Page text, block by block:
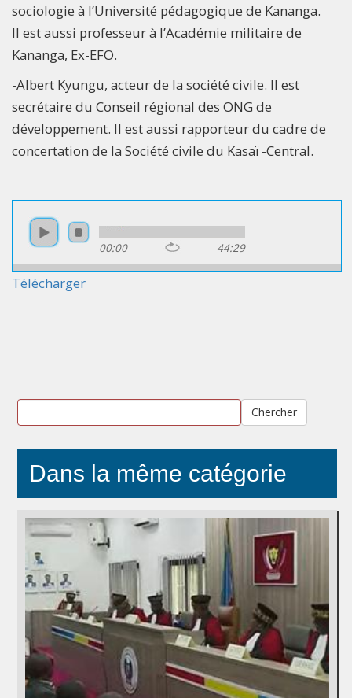
sociologie à l’Université pédagogique de Kananga.
Il est aussi professeur à l’Académie militaire de
Kananga, Ex-EFO.
-Albert Kyungu, acteur de la société civile. Il est
secrétaire du Conseil régional des ONG de
développement. Il est aussi rapporteur du cadre de
concertation de la Société civile du Kasaï -Central.
00:00 44:29
Télécharger
Chercher
Dans la même catégorie